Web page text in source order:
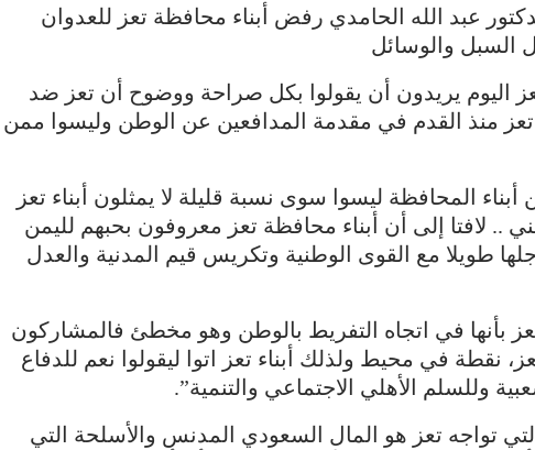
عبد الله الحامدي رفض أبناء محافظة تعز للعدوان
السبل والوسائل
اليوم يريدون أن يقولوا بكل صراحة ووضوح أن تعز ضد
تعز منذ القدم في مقدمة المدافعين عن الوطن وليسوا ممن
المحافظة ليسوا سوى نسبة قليلة لا يمثلون أبناء تعز
.. لافتا إلى أن أبناء محافظة تعز معروفون بحبهم لليمن
طويلا مع القوى الوطنية وتكريس قيم المدنية والعدل
بأنها في اتجاه التفريط بالوطن وهو مخطئ فالمشاركون
نقطة في محيط ولذلك أبناء تعز اتوا ليقولوا نعم للدفاع
وللسلم الأهلي الاجتماعي والتنمية”.
تواجه تعز هو المال السعودي المدنس والأسلحة التي